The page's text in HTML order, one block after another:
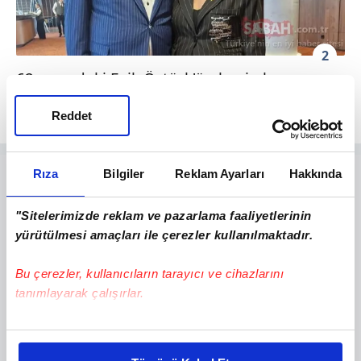
Rıza Bilgiler Reklam Ayarları Hakkında
"Sitelerimizde reklam ve pazarlama faaliyetlerinin
yürütülmesi amaçları ile çerezler kullanılmaktadır.
Bu çerezler, kullanıcıların tarayıcı ve cihazlarını
tanımlayarak çalışırlar.
Bu çerezlere izin vermeniz halinde sizlere özel
Reddet
2
62 yaşındaki Faik Öztürk'ün beyin kanaması
geçirdiği ortaya çıktı.